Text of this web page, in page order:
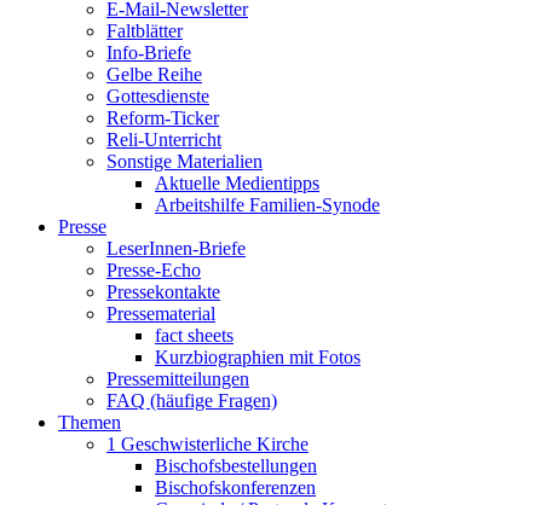
E-Mail-Newsletter
Faltblätter
Info-Briefe
Gelbe Reihe
Gottesdienste
Reform-Ticker
Reli-Unterricht
Sonstige Materialien
Aktuelle Medientipps
Arbeitshilfe Familien-Synode
Presse
LeserInnen-Briefe
Presse-Echo
Pressekontakte
Pressematerial
fact sheets
Kurzbiographien mit Fotos
Pressemitteilungen
FAQ (häufige Fragen)
Themen
1 Geschwisterliche Kirche
Bischofsbestellungen
Bischofskonferenzen